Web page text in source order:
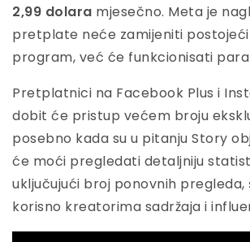
2,99 dolara mjesečno. Meta je
pretplate neće zamijeniti
program, već će funkcionisati
Pretplatnici na Facebook Plus i
dobit će pristup većem broju
posebno kada su u pitanju Story
će moći pregledati detaljniju
uključujući broj ponovnih
korisno kreatorima sadržaja i